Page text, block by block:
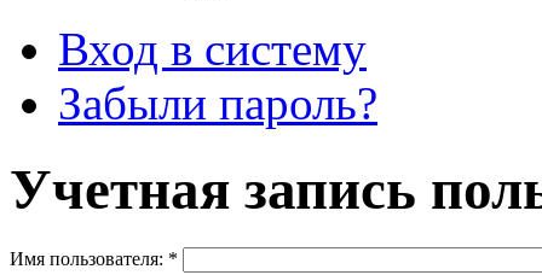
Вход в систему
Забыли пароль?
Учетная запись
Имя пользователя: *